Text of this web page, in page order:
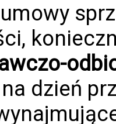
dzień